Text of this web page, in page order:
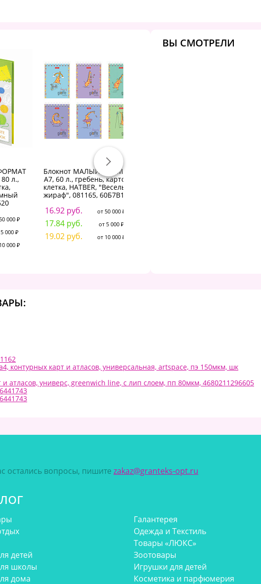
л.,
000 ₽
000 ₽
000 ₽
Блокнот МАЛЫЙ ФОРМАТ
А7, 60 л., гребень, картон,
клетка, HATBER, "Веселый
жираф", 081165, 60Б7В1гр
16.92 руб. от 50 000 ₽
17.84 руб. от 5 000 ₽
19.02 руб. от 10 000 ₽
ВЫ СМОТРЕЛИ
контурных карт и атласов, универсальная, artspace, пэ 150мкм, шк
атласов, универс, greenwich line, с лип слоем, пп 80мкм, 4680211296605
остались вопросы, пишите zakaz@granteks-opt.ru
детей
школы
дома
Галантерея
Одежда и Текстиль
Товары «ЛЮКС»
Зоотовары
Игрушки для детей
Косметика и парфюмерия